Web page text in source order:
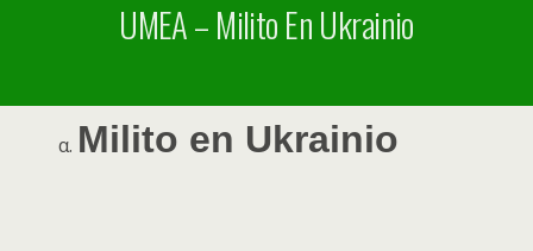
UMEA – Milito En Ukrainio
Milito en Ukrainio